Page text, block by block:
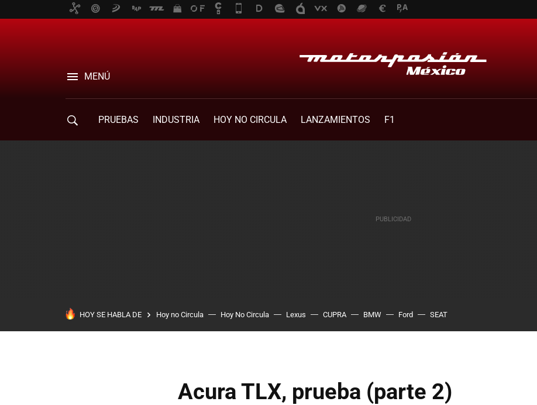
MENÚ
PRUEBAS INDUSTRIA HOY NO CIRCULA LANZAMIENTOS F1
HOY SE HABLA DE Hoy no Circula Hoy No Circula Lexus CUPRA BMW Ford SEAT
Acura TLX, prueba (parte 2)